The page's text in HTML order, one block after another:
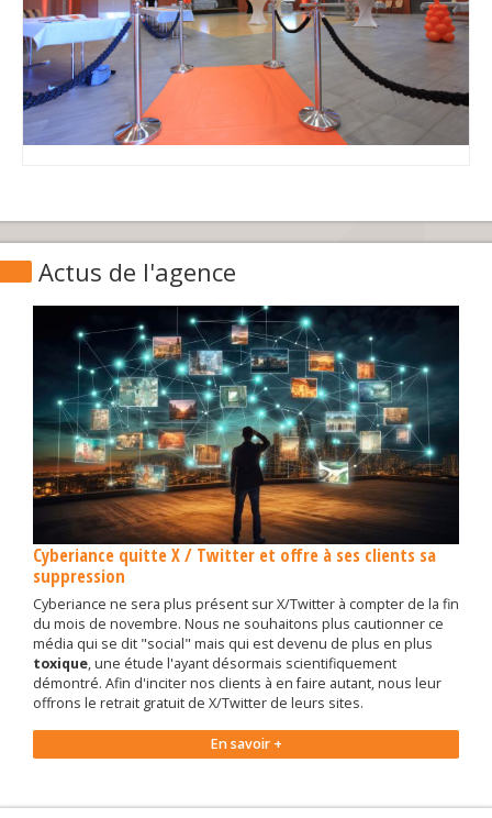
Actus de l'agence
Cyberiance quitte X / Twitter et offre à ses clients sa
suppression
Cyberiance ne sera plus présent sur X/Twitter à compter de la fin
du mois de novembre. Nous ne souhaitons plus cautionner ce
média qui se dit "social" mais qui est devenu de plus en plus
toxique, une étude l'ayant désormais scientifiquement
démontré. Afin d'inciter nos clients à en faire autant, nous leur
offrons le retrait gratuit de X/Twitter de leurs sites.
En savoir +